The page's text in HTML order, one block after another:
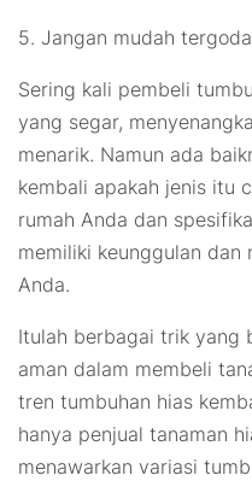
5. Jangan mudah
Sering kali pembeli
yang segar,
menarik. Namun ada
kembali apakah jenis itu
rumah Anda dan
memiliki keunggulan dan
Anda.
Itulah berbagai trik yang
aman dalam membeli
tren tumbuhan hias
hanya penjual tanaman
menawarkan variasi